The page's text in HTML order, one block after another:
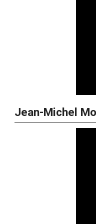
Jean-Michel